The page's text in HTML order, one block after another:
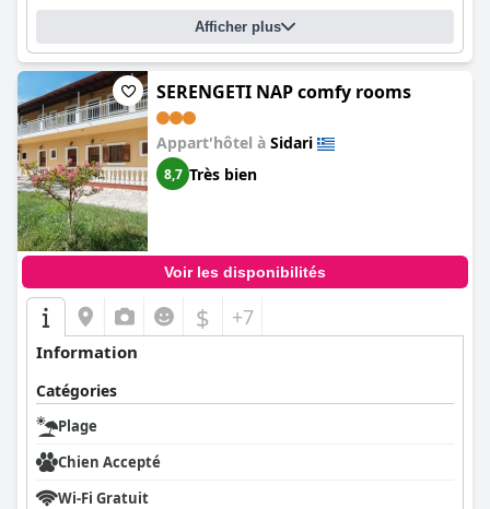
Afficher plus
SERENGETI NAP comfy rooms
Appart'hôtel à Sidari
8,7 Très bien
Voir les disponibilités
$ +7
Information
Catégories
Plage
Chien Accepté
Wi-Fi Gratuit